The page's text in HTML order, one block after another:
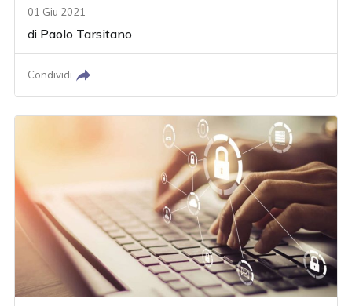
01 Giu 2021
di Paolo Tarsitano
Condividi